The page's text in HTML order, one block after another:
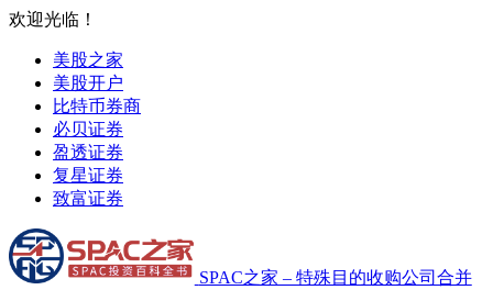
欢迎光临！
美股之家
美股开户
比特币券商
必贝证券
盈透证券
复星证券
致富证券
SPAC之家 – 特殊目的收购公司合并